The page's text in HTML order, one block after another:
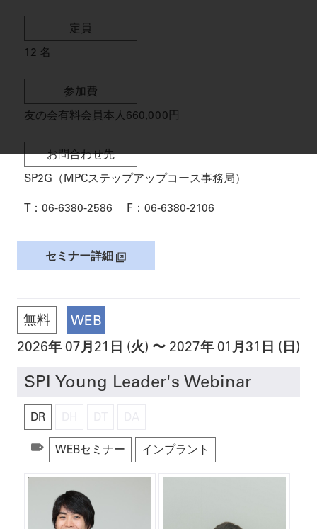
定員
12 名
参加費
友の会有料会員本人660,000円
お問合わせ先
SP2G（MPCステップアップコース事務局）
T： 06-6380-2586 F： 06-6380-2106
セミナー詳細
無料
WEB
2026年 07月21日 (火) 〜 2027年 01月31日 (日)
SPI Young Leader's Webinar
DR
WEBセミナー インプラント